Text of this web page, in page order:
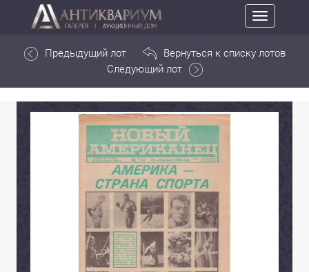
Toggle
navigation
Предыдущий лот
Вернуться к списку лотов
Следующий лот